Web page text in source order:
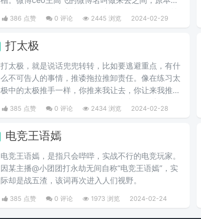
叫来总的。因为来字去掉一竖之后是“夹”，并且微博
把屏蔽敏感字的行为称为“夹”，所以来去之间喜提夹
386 点赞 0 评论 2445 浏览 2024-02-29
打太极
打太极，就是说话兜兜转转，比如要逃避重点，有什
么不可告人的事情，推诿拖拉推卸责任。像在练习太
极中的太极推手一样，你推来我让去，你让来我推
去。暗指做事情推来推去，不明确表态，避重就轻含
糊不说实话。
385 点赞 0 评论 2434 浏览 2024-02-28
电竞王语嫣
电竞王语嫣，是指只会哔哔，实战不行的电竞玩家。
因某主播@小团团打永劫无间自称“电竞王语嫣”，实
际却是战五渣，该词再次进入人们视野。
385 点赞 0 评论 1973 浏览 2024-02-24